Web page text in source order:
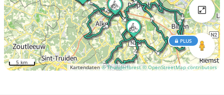
Kartendaten© Thunderforest © OpenStreetMap contributors
PLUS
5 km